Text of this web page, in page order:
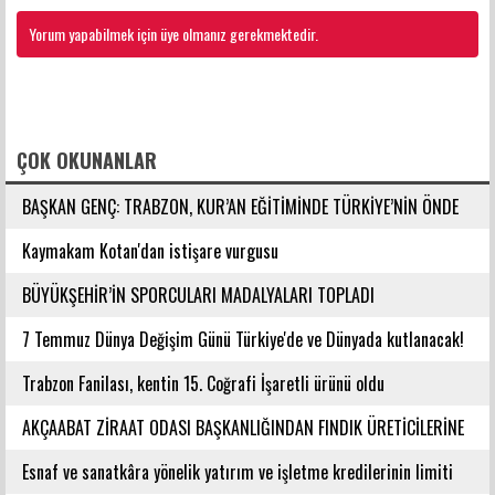
Yorum yapabilmek için üye olmanız gerekmektedir.
ÇOK OKUNANLAR
BAŞKAN GENÇ: TRABZON, KUR’AN EĞİTİMİNDE TÜRKİYE’NİN ÖNDE
GELEN ŞEHİRLERİNDENDİR
Kaymakam Kotan'dan istişare vurgusu
BÜYÜKŞEHİR’İN SPORCULARI MADALYALARI TOPLADI
7 Temmuz Dünya Değişim Günü Türkiye'de ve Dünyada kutlanacak!
Trabzon Fanilası, kentin 15. Coğrafi İşaretli ürünü oldu
AKÇAABAT ZİRAAT ODASI BAŞKANLIĞINDAN FINDIK ÜRETİCİLERİNE
AĞUSTOS AYI İÇİN UYARI!
Esnaf ve sanatkâra yönelik yatırım ve işletme kredilerinin limiti